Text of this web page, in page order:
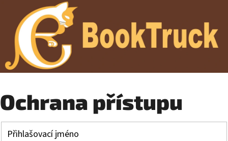
Ochrana přístupu
Přihlašovací jméno